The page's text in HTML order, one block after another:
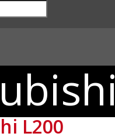
L200